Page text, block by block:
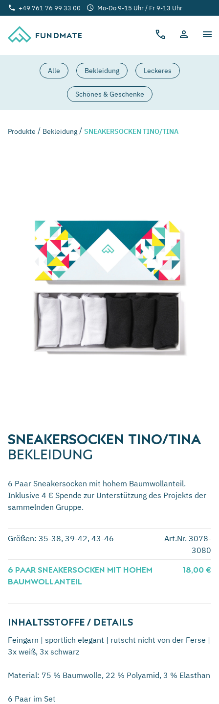
FUNDMATE
+49 761 76 99 33 00 Mo-Do 9-15 Uhr / Fr 9-13 Uhr
Alle Bekleidung Leckeres
Schönes & Geschenke
Produkte Bekleidung SNEAKERSOCKEN TINO/TINA
SNEAKERSOCKEN TINO/TINA
BEKLEIDUNG
6 Paar Sneakersocken mit hohem Baumwollanteil.
Inklusive 4 € Spende zur Unterstützung des Projekts der
sammelnden Gruppe.
Art.Nr. 3078-
3080
Größen: 35-38, 39-42, 43-46
18,00 €
6 PAAR SNEAKERSOCKEN MIT HOHEM
BAUMWOLLANTEIL
INHALTSSTOFFE / DETAILS
Feingarn | sportlich elegant | rutscht nicht von der Ferse |
3x weiß, 3x schwarz
Material: 75 % Baumwolle, 22 % Polyamid, 3 % Elasthan
6 Paar im Set